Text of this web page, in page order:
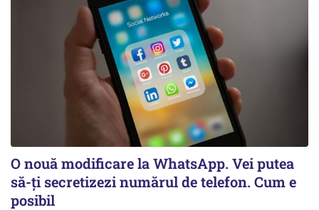
O nouă modificare la WhatsApp. Vei putea
să-ți secretizezi numărul de telefon. Cum e
posibil